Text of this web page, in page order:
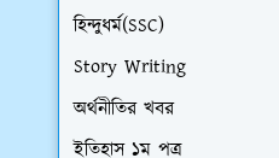
হিন্দুধর্ম(SSC)
Story Writing
অর্থনীতির খবর
ইতিহাস ১ম পত্র